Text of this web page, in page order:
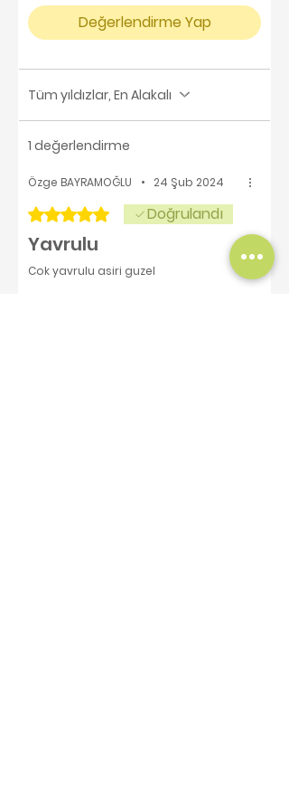
Değerlendirme Yap
Tüm yıldızlar, En Alakalı
1 değerlendirme
Özge BAYRAMOĞLU •
24 Şub 2024
5 üzerinden 5 yıldızDoğrulandı
Yavrulu
Cok yavrulu asiri guzel